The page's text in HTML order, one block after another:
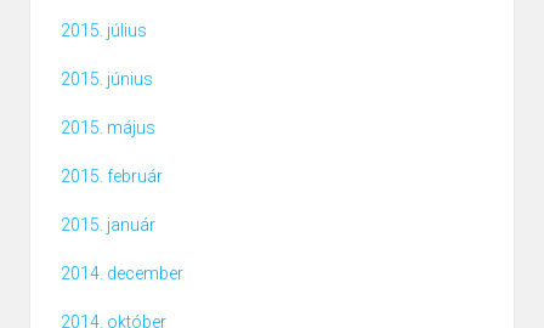
2015. július
2015. június
2015. május
2015. február
2015. január
2014. december
2014. október